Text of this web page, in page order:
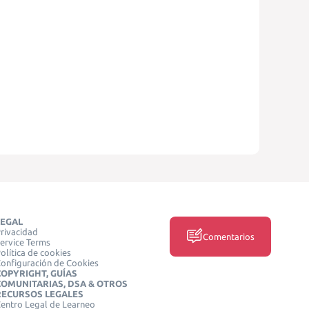
Terms
de cookies
de Cookies
GUÍAS
DSA & OTROS
LEGALES
Legal de Learneo
Comentarios